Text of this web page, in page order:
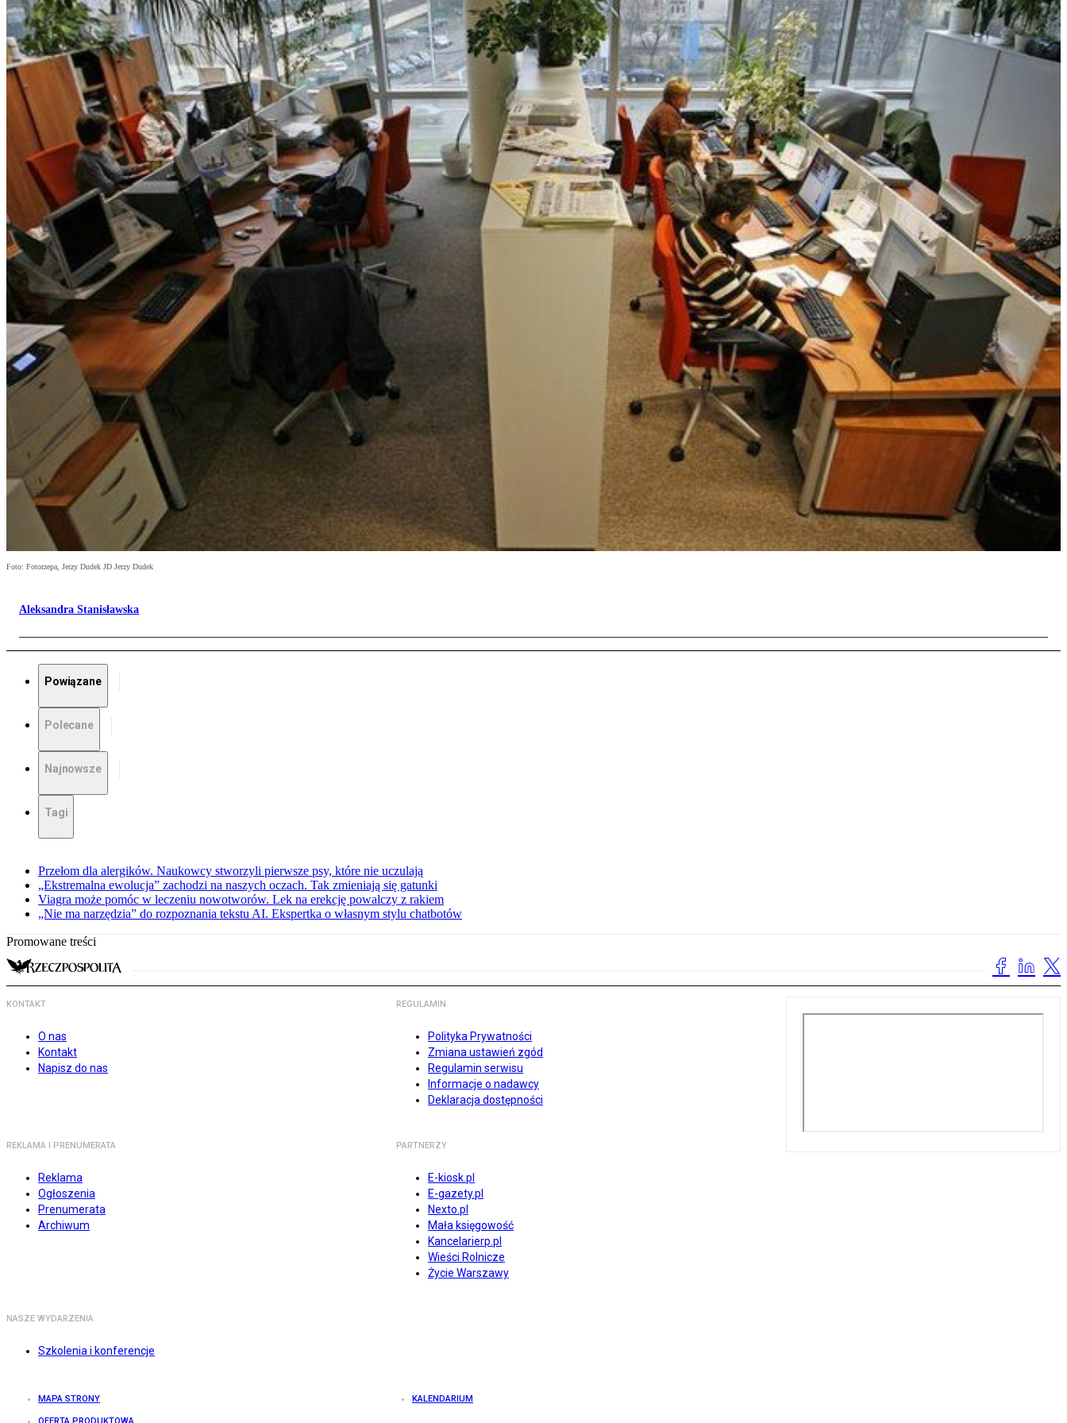
Foto: Fotorzepa, Jerzy Dudek JD Jerzy Dudek
Aleksandra Stanisławska
Powiązane
Polecane
Najnowsze
Tagi
Przełom dla alergików. Naukowcy stworzyli pierwsze psy, które nie uczulają
„Ekstremalna ewolucja” zachodzi na naszych oczach. Tak zmieniają się gatunki
Viagra może pomóc w leczeniu nowotworów. Lek na erekcję powalczy z rakiem
„Nie ma narzędzia” do rozpoznania tekstu AI. Ekspertka o własnym stylu chatbotów
Promowane treści
KONTAKT
O nas
Kontakt
Napisz do nas
REGULAMIN
Polityka Prywatności
Zmiana ustawień zgód
Regulamin serwisu
Informacje o nadawcy
Deklaracja dostępności
REKLAMA I PRENUMERATA
Reklama
Ogłoszenia
Prenumerata
Archiwum
PARTNERZY
E-kiosk.pl
E-gazety.pl
Nexto.pl
Mała księgowość
Kancelarierp.pl
Wieści Rolnicze
Życie Warszawy
NASZE WYDARZENIA
Szkolenia i konferencje
MAPA STRONY KALENDARIUM